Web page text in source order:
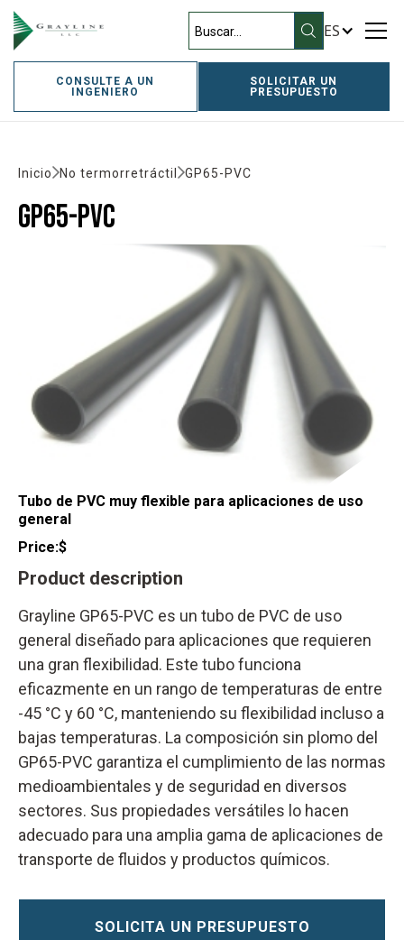
ES
CONSULTE A UN
INGENIERO
SOLICITAR UN
PRESUPUESTO
Inicio No termorretráctil GP65-PVC
GP65-PVC
Tubo de PVC muy flexible para aplicaciones de uso
general
Price:$
Product description
Grayline GP65-PVC es un tubo de PVC de uso
general diseñado para aplicaciones que requieren
una gran flexibilidad. Este tubo funciona
eficazmente en un rango de temperaturas de entre
-45 °C y 60 °C, manteniendo su flexibilidad incluso a
bajas temperaturas. La composición sin plomo del
GP65-PVC garantiza el cumplimiento de las normas
medioambientales y de seguridad en diversos
sectores. Sus propiedades versátiles lo hacen
adecuado para una amplia gama de aplicaciones de
transporte de fluidos y productos químicos.
SOLICITA UN PRESUPUESTO